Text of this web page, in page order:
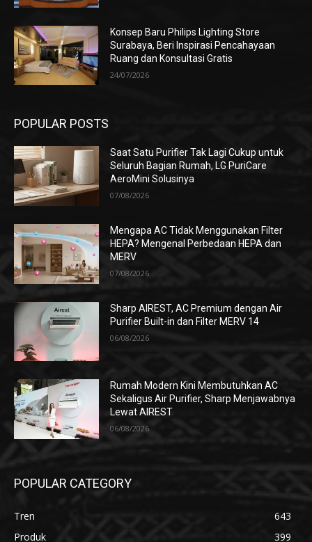
Konsep Baru Philips Lighting Store
Surabaya, Beri Inspirasi Pencahayaan
Ruang dan Konsultasi Gratis
24/07/2026
POPULAR POSTS
Saat Satu Purifier Tak Lagi Cukup untuk
Seluruh Bagian Rumah, LG PuriCare
AeroMini Solusinya
07/08/2026
Mengapa AC Tidak Menggunakan Filter
HEPA? Mengenal Perbedaan HEPA dan
MERV
07/08/2026
Sharp AIREST, AC Premium dengan Air
Purifier Built-in dan Filter MERV 14
06/08/2026
Rumah Modern Kini Membutuhkan AC
Sekaligus Air Purifier, Sharp Menjawabnya
Lewat AIREST
06/08/2026
POPULAR CATEGORY
Tren
643
Produk
399